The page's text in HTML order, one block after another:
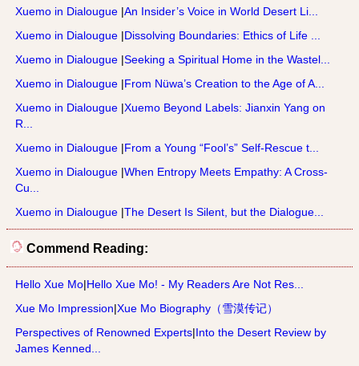
Xuemo in Dialougue |An Insider’s Voice in World Desert Li...
Xuemo in Dialougue |Dissolving Boundaries: Ethics of Life ...
Xuemo in Dialougue |Seeking a Spiritual Home in the Wastel...
Xuemo in Dialougue |From Nüwa’s Creation to the Age of A...
Xuemo in Dialougue |Xuemo Beyond Labels: Jianxin Yang on
R...
Xuemo in Dialougue |From a Young “Fool’s” Self-Rescue t...
Xuemo in Dialougue |When Entropy Meets Empathy: A Cross-
Cu...
Xuemo in Dialougue |The Desert Is Silent, but the Dialogue...
Commend Reading:
Hello Xue Mo|Hello Xue Mo! - My Readers Are Not Res...
Xue Mo Impression|Xue Mo Biography（雪漠传记）
Perspectives of Renowned Experts|Into the Desert Review by
James Kenned...